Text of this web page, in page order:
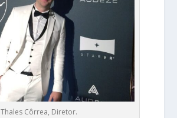
Thales Côrrea, Diretor.